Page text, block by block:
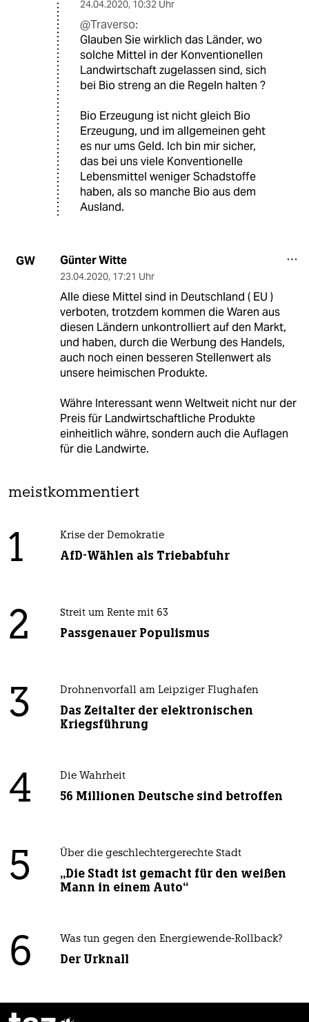
24.04.2020, 10:32 Uhr
@Traverso:
Glauben Sie wirklich das Länder, wo
solche Mittel in der Konventionellen
Landwirtschaft zugelassen sind, sich
bei Bio streng an die Regeln halten ?
Bio Erzeugung ist nicht gleich Bio
Erzeugung, und im allgemeinen geht
es nur ums Geld. Ich bin mir sicher,
das bei uns viele Konventionelle
Lebensmittel weniger Schadstoffe
haben, als so manche Bio aus dem
Ausland.
GW Günter Witte
23.04.2020, 17:21 Uhr
Alle diese Mittel sind in Deutschland ( EU )
verboten, trotzdem kommen die Waren aus
diesen Ländern unkontrolliert auf den Markt,
und haben, durch die Werbung des Handels,
auch noch einen besseren Stellenwert als
unsere heimischen Produkte.
Währe Interessant wenn Weltweit nicht nur der
Preis für Landwirtschaftliche Produkte
einheitlich währe, sondern auch die Auflagen
für die Landwirte.
meistkommentiert
1 Krise der Demokratie
AfD-Wählen als Triebabfuhr
2 Streit um Rente mit 63
Passgenauer Populismus
3 Drohnenvorfall am Leipziger Flughafen
Das Zeitalter der elektronischen
Kriegsführung
4 Die Wahrheit
56 Millionen Deutsche sind betroffen
5 Über die geschlechtergerechte Stadt
„Die Stadt ist gemacht für den weißen
Mann in einem Auto“
6 Was tun gegen den Energiewende-Rollback?
Der Urknall